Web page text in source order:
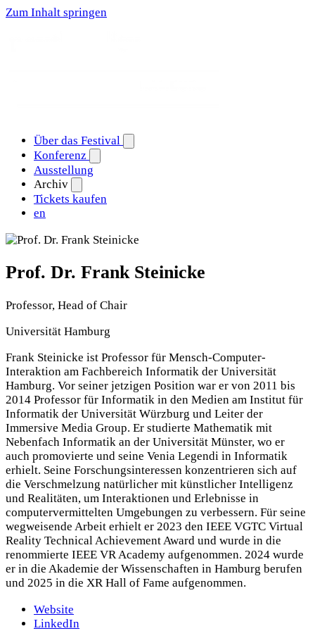
Zum Inhalt springen
Über das Festival
Konferenz
Ausstellung
Archiv
Tickets kaufen
en
Prof. Dr. Frank Steinicke
Professor, Head of Chair
Universität Hamburg
Frank Steinicke ist Professor für Mensch-Computer-
Interaktion am Fachbereich Informatik der Universität
Hamburg. Vor seiner jetzigen Position war er von 2011 bis
2014 Professor für Informatik in den Medien am Institut für
Informatik der Universität Würzburg und Leiter der
Immersive Media Group. Er studierte Mathematik mit
Nebenfach Informatik an der Universität Münster, wo er
auch promovierte und seine Venia Legendi in Informatik
erhielt. Seine Forschungsinteressen konzentrieren sich auf
die Verschmelzung natürlicher mit künstlicher Intelligenz
und Realitäten, um Interaktionen und Erlebnisse in
computervermittelten Umgebungen zu verbessern. Für seine
wegweisende Arbeit erhielt er 2023 den IEEE VGTC Virtual
Reality Technical Achievement Award und wurde in die
renommierte IEEE VR Academy aufgenommen. 2024 wurde
er in die Akademie der Wissenschaften in Hamburg berufen
und 2025 in die XR Hall of Fame aufgenommen.
Website
LinkedIn